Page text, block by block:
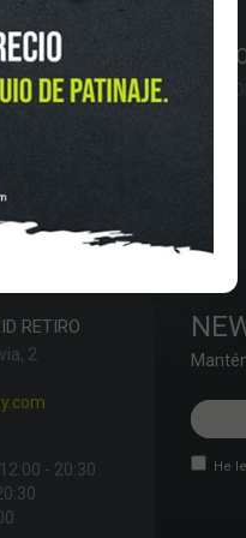
SITUACIÓN Y HORARIO
DE COOKIES POLÍTICA
RETIRO
2
- 20:30
He